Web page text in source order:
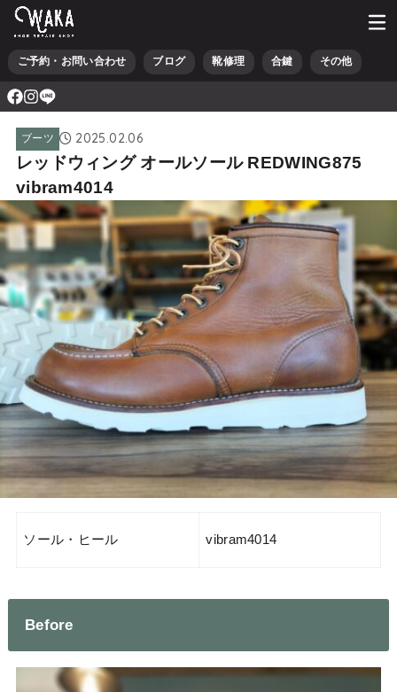
ご予約・お問い合わせ ブログ 靴修理 合鍵 その他
ブーツ 2025.02.06
レッドウィング オールソール REDWING875
vibram4014
ソール・ヒール vibram4014
Before